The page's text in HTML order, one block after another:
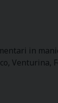
in